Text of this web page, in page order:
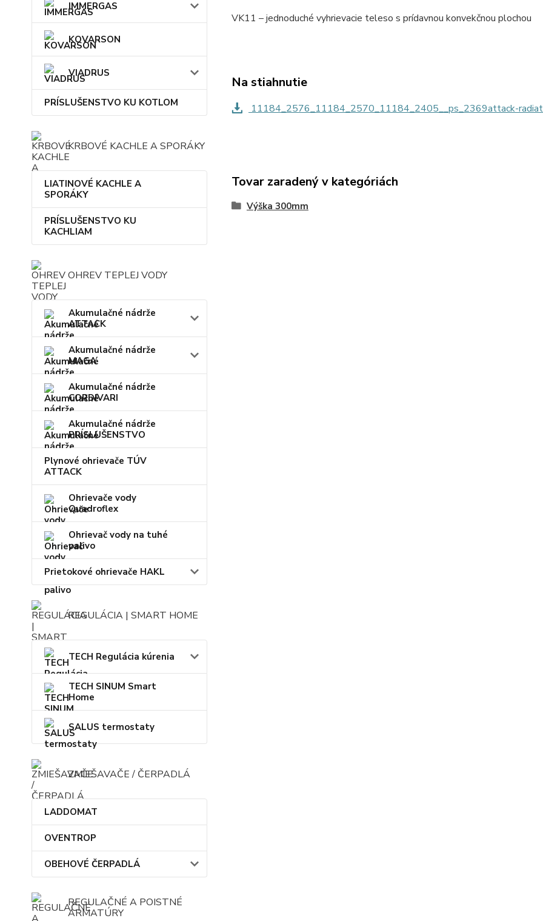
IMMERGAS
KOVARSON
VIADRUS
PRÍSLUŠENSTVO KU KOTLOM
KRBOVÉ KACHLE A SPORÁKY
LIATINOVÉ KACHLE A
SPORÁKY
PRÍSLUŠENSTVO KU
KACHLIAM
OHREV TEPLEJ VODY
Akumulačné nádrže
ATTACK
Akumulačné nádrže
MAGA
Akumulačné nádrže
CORDIVARI
Akumulačné nádrže
PRÍSLUŠENSTVO
Plynové ohrievače TÚV
ATTACK
Ohrievače vody
Quadroflex
Ohrievač vody na tuhé
palivo
Prietokové ohrievače HAKL
REGULÁCIA | SMART HOME
TECH Regulácia kúrenia
TECH SINUM Smart
Home
SALUS termostaty
ZMIEŠAVAČE / ČERPADLÁ
LADDOMAT
OVENTROP
OBEHOVÉ ČERPADLÁ
REGULAČNÉ A POISTNÉ
ARMATÚRY
VK11 – jednoduché vyhrievacie teleso s prídavnou konvekčnou plochou
Na stiahnutie
11184_2576_11184_2570_11184_2405__ps_2369attack-
Tovar zaradený v kategóriách
Výška 300mm